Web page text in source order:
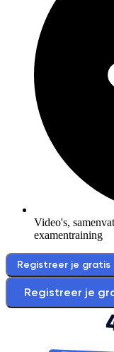
Video's,
examentraining
Registreer je gratis
Registreer je